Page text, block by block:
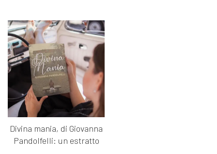
Divina mania, di Giovanna
Pandolfelli: un estratto